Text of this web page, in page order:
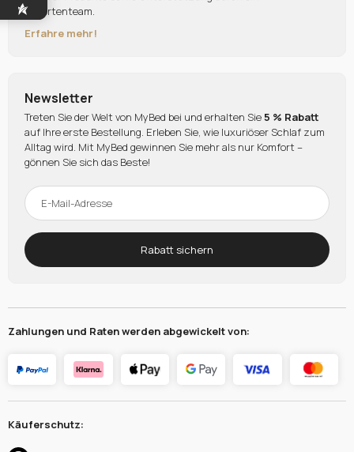
Expertenteam.
Erfahre mehr!
Newsletter
Treten Sie der Welt von MyBed bei und erhalten Sie5 % Rabatt
auf Ihre erste Bestellung. Erleben Sie, wie luxuriöser Schlaf zum
Alltag wird. Mit MyBed gewinnen Sie mehr als nur Komfort –
gönnen Sie sich das Beste!
Rabatt sichern
Zahlungen und Raten werden abgewickelt von:
Käuferschutz: